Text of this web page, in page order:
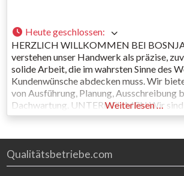
Heute geschlossen:
HERZLICH WILLKOMMEN BEI
verstehen unser Handwerk als präzise,
solide Arbeit, die im wahrsten Sinne des
Kundenwünsche abdecken muss. Wir
von Ausführung, Planung, Ausschreibung
Dachwartung. UNTERNEHMEN Wir sind
Familienunternehmen, wo die
Erfahrung bei der Herstellung von
Weiterlesen …
Qualitätsbetriebe.com